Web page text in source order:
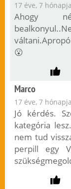
17 éve, 7
Ahogy
😮
Marco
17 éve, 7
Jó kérdés.
kategória
nem tud
perpill egy